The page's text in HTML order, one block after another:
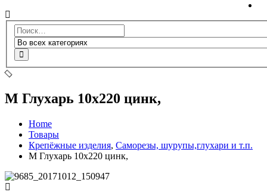
М Глухарь 10х220 цинк,
Home
Товары
Крепёжные изделия, Саморезы, шурупы,глухари и т.п.
М Глухарь 10х220 цинк,